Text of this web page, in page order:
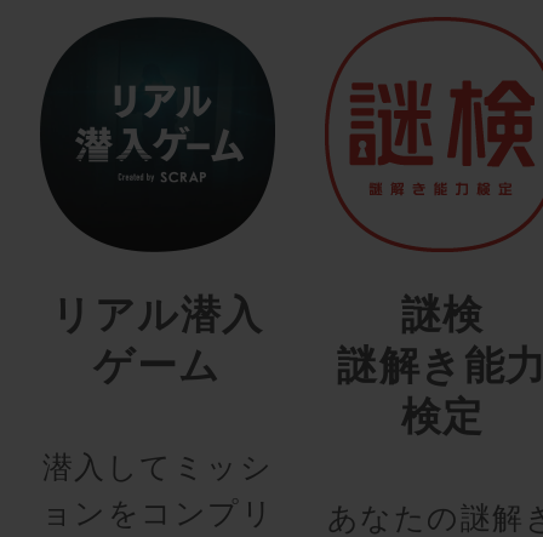
リアル潜入
ゲーム
潜入してミッシ
ョンをコンプリ
謎検
謎解き能
検定
あなたの謎解